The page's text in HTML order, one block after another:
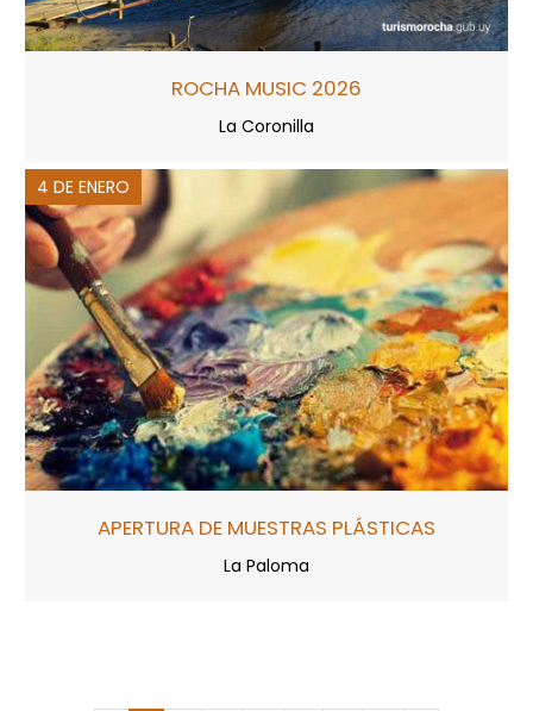
ROCHA MUSIC 2026
La Coronilla
4 DE ENERO
APERTURA DE MUESTRAS PLÁSTICAS
La Paloma